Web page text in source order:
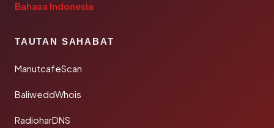
Bahasa Indonesia
TAUTAN SAHABAT
ManutcafeScan
BaliweddWhois
RadioharDNS